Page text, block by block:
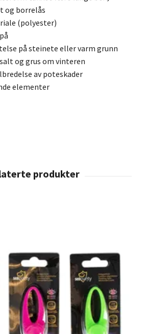
og borrelås
(polyester)
på steinete eller varm grunn
og grus om vinteren
av poteskader
elementer